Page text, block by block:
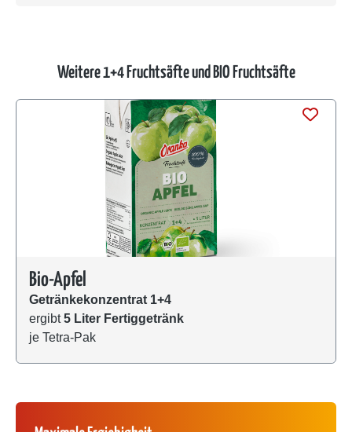
Weitere 1+4 Fruchtsäfte und BIO Fruchtsäfte
Produktgalerie überspringen
Bio-Apfel
Getränkekonzentrat 1+4
ergibt5 Liter Fertiggetränk
je Tetra-Pak